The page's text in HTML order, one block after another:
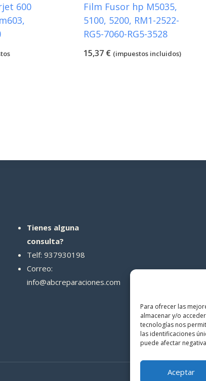
Para ofrecer las
almacenar y/o
tecnologías nos
las identificaciones
puede afectar
Aceptar
600
Film Fusor hp M5035,
5100, 5200, RM1-2522-
RG5-7060-RG5-3528
15,37 € (impuestos incluidos)
Tienes alguna
consulta?
Telf: 937930198
Correo:
info@abcreparaciones.com